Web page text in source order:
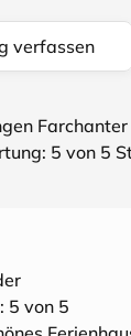
verfassen
5 von 5
5 von 5